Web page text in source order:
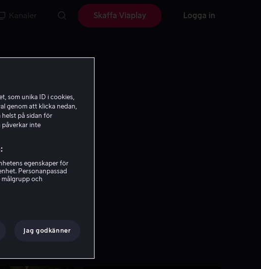
Kanaler Skaffa Viaplay Logga in
som unika ID i cookies,
genom att klicka nedan,
helst på sidan för
påverkar inte
egenskaper för
Personanpassad
målgrupp och
Jag godkänner